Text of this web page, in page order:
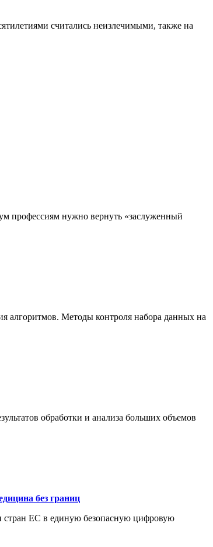
считались неизлечимыми, также на
профессиям нужно вернуть «заслуженный
алгоритмов. Методы контроля набора данных на
обработки и анализа больших объемов
без границ
стран ЕС в единую безопасную цифровую